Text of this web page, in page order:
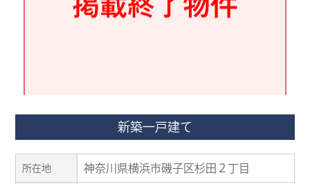
新築一戸建て
所在地 神奈川県横浜市磯子区杉田２丁目